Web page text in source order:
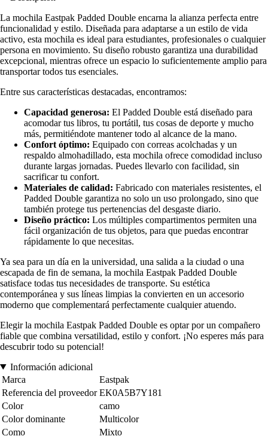
La mochila Eastpak Padded Double encarna la alianza perfecta entre
funcionalidad y estilo. Diseñada para adaptarse a un estilo de vida
activo, esta mochila es ideal para estudiantes, profesionales o cualquier
persona en movimiento. Su diseño robusto garantiza una durabilidad
excepcional, mientras ofrece un espacio lo suficientemente amplio para
transportar todos tus esenciales.
Entre sus características destacadas, encontramos:
Capacidad generosa: El Padded Double está diseñado para
acomodar tus libros, tu portátil, tus cosas de deporte y mucho
más, permitiéndote mantener todo al alcance de la mano.
Confort óptimo: Equipado con correas acolchadas y un
respaldo almohadillado, esta mochila ofrece comodidad incluso
durante largas jornadas. Puedes llevarlo con facilidad, sin
sacrificar tu confort.
Materiales de calidad: Fabricado con materiales resistentes, el
Padded Double garantiza no solo un uso prolongado, sino que
también protege tus pertenencias del desgaste diario.
Diseño práctico: Los múltiples compartimentos permiten una
fácil organización de tus objetos, para que puedas encontrar
rápidamente lo que necesitas.
Ya sea para un día en la universidad, una salida a la ciudad o una
escapada de fin de semana, la mochila Eastpak Padded Double
satisface todas tus necesidades de transporte. Su estética
contemporánea y sus líneas limpias la convierten en un accesorio
moderno que complementará perfectamente cualquier atuendo.
Elegir la mochila Eastpak Padded Double es optar por un compañero
fiable que combina versatilidad, estilo y confort. ¡No esperes más para
descubrir todo su potencial!
Información adicional
Marca
Eastpak
Referencia del proveedor EK0A5B7Y181
Color
camo
Color dominante
Multicolor
Como
Mixto